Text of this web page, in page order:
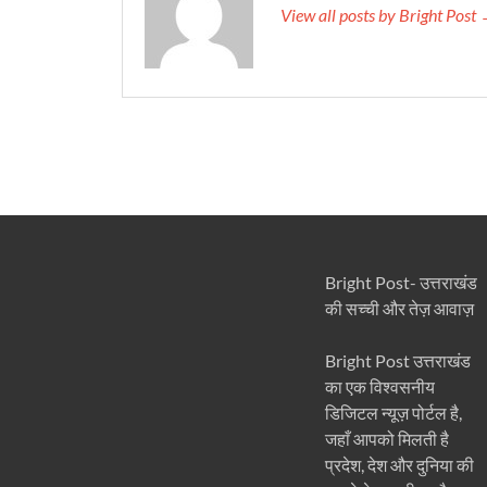
View all posts by Bright Post
Bright Post- उत्तराखंड
की सच्ची और तेज़ आवाज़
Bright Post उत्तराखंड
का एक विश्वसनीय
डिजिटल न्यूज़ पोर्टल है,
जहाँ आपको मिलती है
प्रदेश, देश और दुनिया की